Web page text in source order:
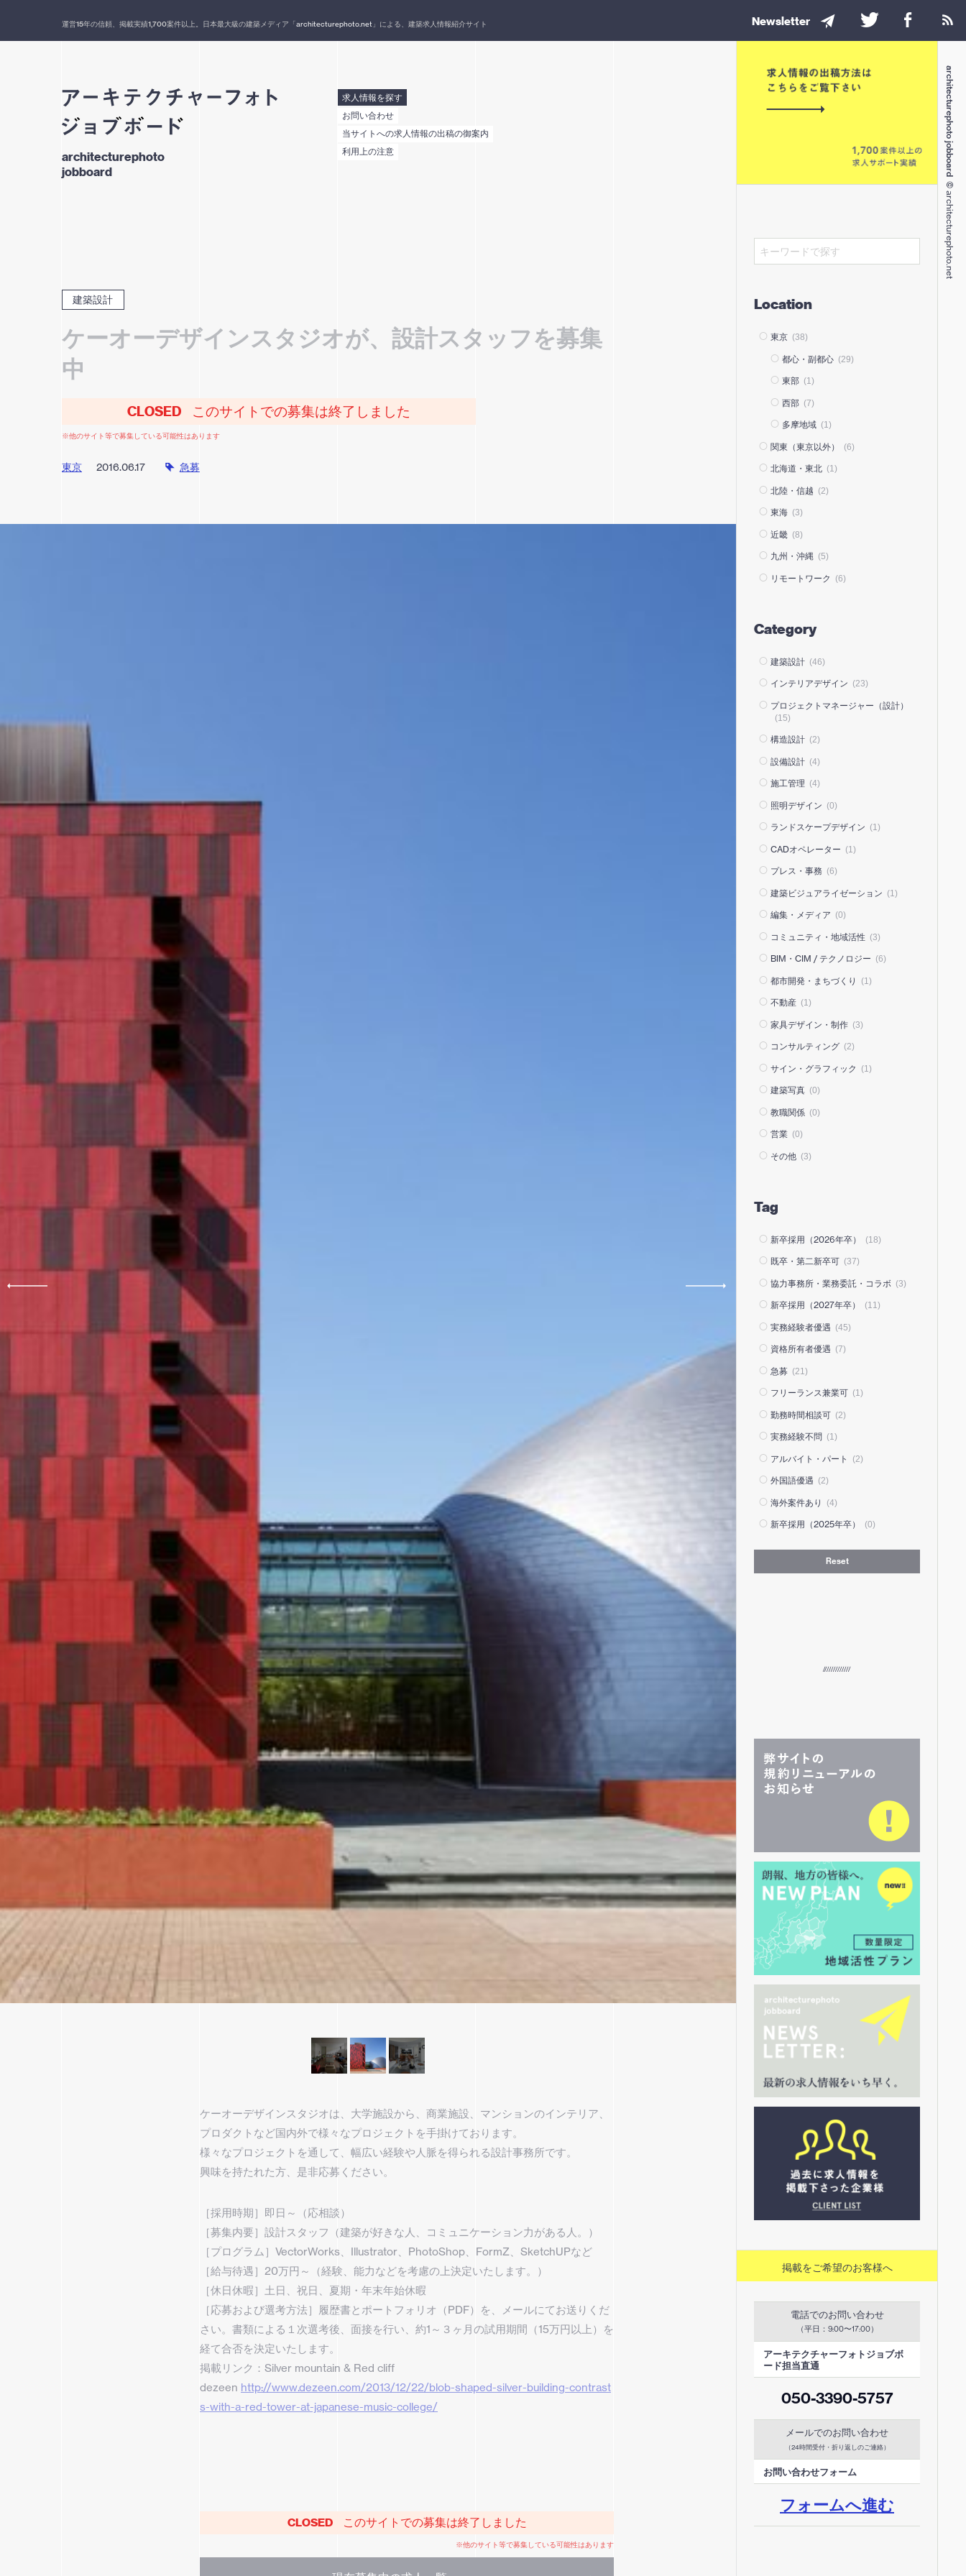
運営15年の信頼、掲載実績1,700案件以上。日本最大級の建築メディア「architecturephoto.net 」による、建築求人情報紹介サイト Newsletter
architecturephoto
jobboard
求人情報を探す
お問い合わせ
当サイトへの求人情報の出稿の御案内
利用上の注意
architecturephoto jobboard
© architecturephoto.net
建築設計
ケーオーデザインスタジオが、設計スタッフを募集
中
CLOSED このサイトでの募集は終了しました
※他のサイト等で募集している可能性はあります
東京 2016.06.17 急募
ケーオーデザインスタジオは、大学施設から、商業施設、マンションのインテリア、
プロダクトなど国内外で様々なプロジェクトを手掛けております。
様々なプロジェクトを通して、幅広い経験や人脈を得られる設計事務所です。
興味を持たれた方、是非応募ください。
［採用時期］即日～（応相談）
［募集内要］設計スタッフ（建築が好きな人、コミュニケーション力がある人。）
［プログラム］VectorWorks、Illustrator、PhotoShop、FormZ、SketchUPなど
［給与待遇］20万円～（経験、能力などを考慮の上決定いたします。）
［休日休暇］土日、祝日、夏期・年末年始休暇
［応募および選考方法］履歴書とポートフォリオ（PDF）を、メールにてお送りくだ
さい。書類による１次選考後、面接を行い、約1～３ヶ月の試用期間（15万円以上）を
経て合否を決定いたします。
掲載リンク：Silver mountain & Red cliff
dezeen http://www.dezeen.com/2013/12/22/blob-shaped-silver-building-contrast
s-with-a-red-tower-at-japanese-music-college/
CLOSED このサイトでの募集は終了しました
※他のサイト等で募集している可能性はあります
Location
東京 (38)
都心・副都心 (29)
東部 (1)
西部 (7)
多摩地域 (1)
関東（東京以外） (6)
北海道・東北 (1)
北陸・信越 (2)
東海 (3)
近畿 (8)
九州・沖縄 (5)
リモートワーク (6)
Category
建築設計 (46)
インテリアデザイン (23)
プロジェクトマネージャー（設計）
(15)
構造設計 (2)
設備設計 (4)
施工管理 (4)
照明デザイン (0)
ランドスケープデザイン (1)
CADオペレーター (1)
プレス・事務 (6)
建築ビジュアライゼーション (1)
編集・メディア (0)
コミュニティ・地域活性 (3)
BIM・CIM / テクノロジー (6)
都市開発・まちづくり (1)
不動産 (1)
家具デザイン・制作 (3)
コンサルティング (2)
サイン・グラフィック (1)
建築写真 (0)
教職関係 (0)
営業 (0)
その他 (3)
Tag
新卒採用（2026年卒） (18)
既卒・第二新卒可 (37)
協力事務所・業務委託・コラボ (3)
新卒採用（2027年卒） (11)
実務経験者優遇 (45)
資格所有者優遇 (7)
急募 (21)
フリーランス兼業可 (1)
勤務時間相談可 (2)
実務経験不問 (1)
アルバイト・パート (2)
外国語優遇 (2)
海外案件あり (4)
新卒採用（2025年卒） (0)
掲載をご希望のお客様へ
電話でのお問い合わせ
（平日： 9:00〜17:00）
アーキテクチャーフォトジョブボ
ード担当直通
050-3390-5757
メールでのお問い合わせ
（24時間受付・折り返しのご連絡）
お問い合わせフォーム
フォームへ進む